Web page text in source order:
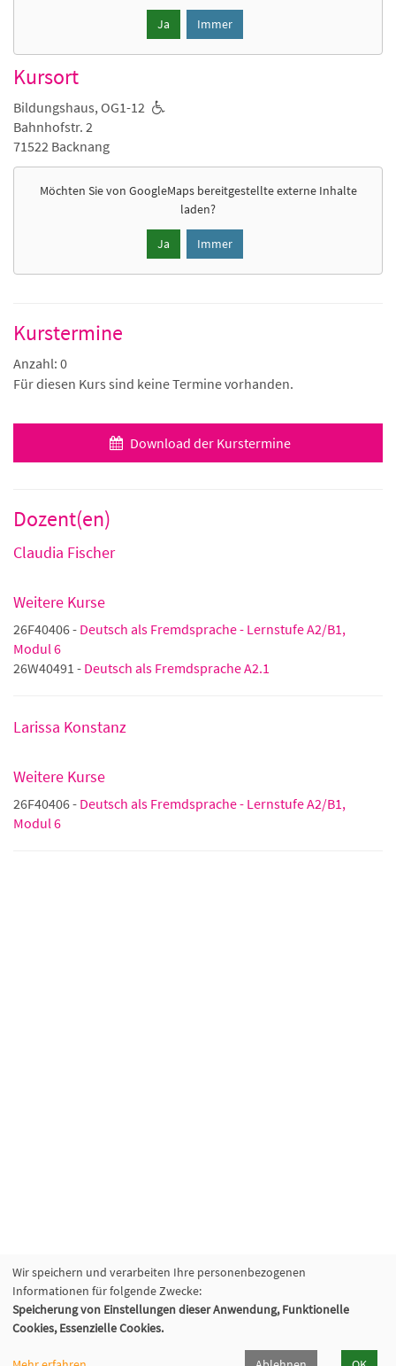
Ja Immer
Kursort
Bildungshaus, OG1-12
Bahnhofstr. 2
71522 Backnang
Möchten Sie von GoogleMapsbereitgestellte externe Inhalte
laden?
Ja Immer
Kurstermine
Anzahl: 0
Für diesen Kurs sind keine Termine vorhanden.
Download der Kurstermine
Dozent(en)
Claudia Fischer
Weitere Kurse
26F40406 - Deutsch als Fremdsprache - Lernstufe A2/B1,
Modul 6
26W40491 - Deutsch als Fremdsprache A2.1
Larissa Konstanz
Weitere Kurse
26F40406 - Deutsch als Fremdsprache - Lernstufe A2/B1,
Modul 6
Wir speichern und verarbeiten Ihre personenbezogenen
Informationen für folgende Zwecke:
Speicherung von Einstellungen dieser Anwendung, Funktionelle
Cookies, Essenzielle Cookies.